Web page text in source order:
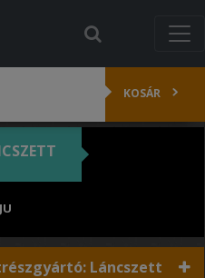
KOSÁR
Láncszett